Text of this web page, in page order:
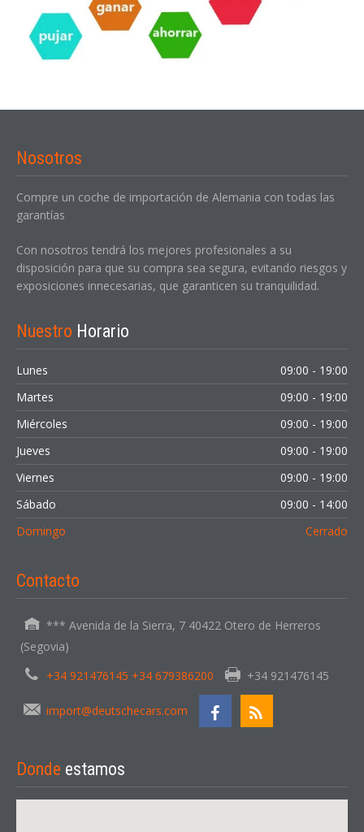
Acceder
INICIAR SESIÓN
Nosotros
Compre un coche de importación de Alemania con todas las
garantías
Con nosotros tendrá los mejores profesionales a su
disposición para que su compra sea segura, evitando riesgos y
exposiciones innecesarias, que garanticen su tranquilidad.
Nuestro Horario
Lunes
09:00 - 19:00
Martes
09:00 - 19:00
Miércoles
09:00 - 19:00
Jueves
09:00 - 19:00
Viernes
09:00 - 19:00
Sábado
09:00 - 14:00
Domingo
Cerrado
Contacto
*** Avenida de la Sierra, 7 40422 Otero de Herreros
(Segovia)
+34 921476145 +34 679386200
+34 921476145
import@deutschecars.com
Donde estamos